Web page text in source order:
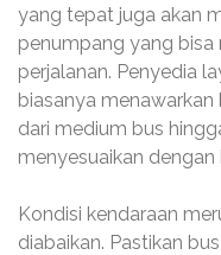
yang tepat juga akan
penumpang yang
perjalanan. Penyedia
biasanya
dari medium bus
menyesuaikan dengan
Kondisi kendaraan
diabaikan. Pastikan